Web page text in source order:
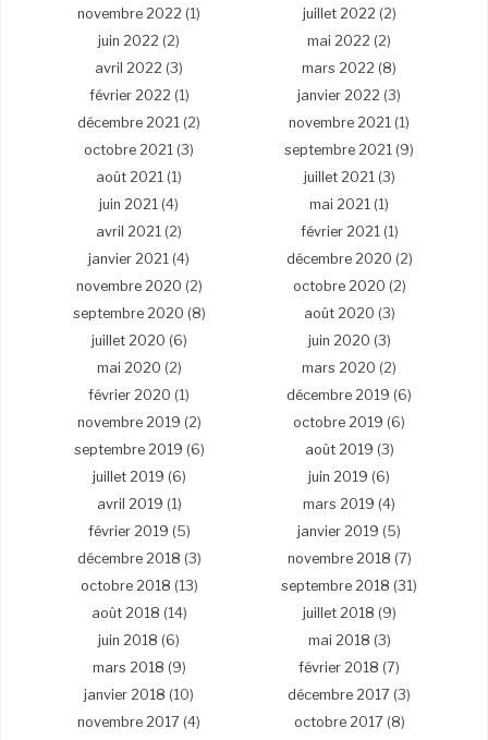
novembre 2022 (1) juillet 2022 (2)
juin 2022 (2) mai 2022 (2)
avril 2022 (3) mars 2022 (8)
février 2022 (1) janvier 2022 (3)
décembre 2021 (2) novembre 2021 (1)
octobre 2021 (3) septembre 2021 (9)
août 2021 (1) juillet 2021(3)
juin 2021 (4) mai 2021 (1)
avril 2021 (2) février 2021(1)
janvier 2021 (4) décembre 2020 (2)
novembre 2020 (2) octobre 2020 (2)
septembre 2020 (8) août 2020 (3)
juillet 2020 (6) juin 2020 (3)
mai 2020 (2) mars 2020 (2)
février 2020 (1) décembre 2019 (6)
novembre 2019 (2) octobre 2019 (6)
septembre 2019 (6) août 2019 (3)
juillet 2019 (6) juin 2019 (6)
avril 2019 (1) mars 2019 (4)
février 2019 (5) janvier 2019 (5)
décembre 2018 (3) novembre 2018 (7)
octobre 2018 (13) septembre 2018 (31)
août 2018 (14) juillet 2018 (9)
juin 2018 (6) mai 2018 (3)
mars 2018 (9) février 2018 (7)
janvier 2018 (10) décembre 2017 (3)
novembre 2017 (4) octobre 2017 (8)